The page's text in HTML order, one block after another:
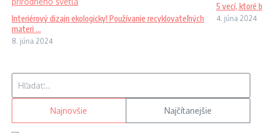
Interiérový dizajn ekologicky! Používanie recyklovateľných
materi ...
8. júna 2024
5 vecí, ktoré
4. júna 2024
Najnovšie Najčítanejšie